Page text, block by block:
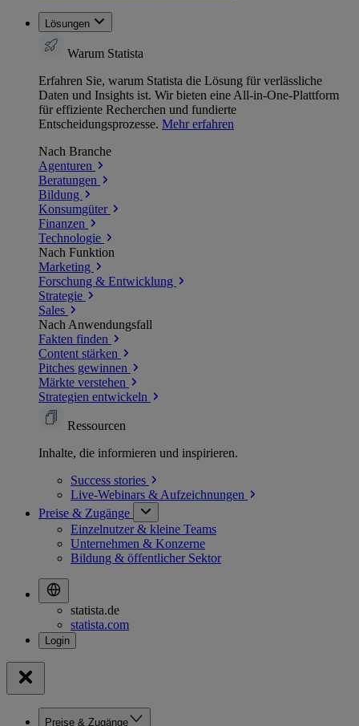
Lösungen
Warum Statista
Erfahren Sie, warum Statista die Lösung für verlässliche
Daten und Insights ist. Wir bieten eine All-in-One-Plattform
für effiziente Recherchen und fundierte
Entscheidungsprozesse. Mehr erfahren
Nach Branche
Agenturen
Beratungen
Bildung
Konsumgüter
Finanzen
Technologie
Nach Funktion
Marketing
Forschung & Entwicklung
Strategie
Sales
Nach Anwendungsfall
Fakten finden
Content stärken
Pitches gewinnen
Märkte verstehen
Strategien entwickeln
Ressourcen
Inhalte, die informieren und inspirieren.
Success stories
Live-Webinars & Aufzeichnungen
Preise & Zugänge
Einzelnutzer & kleine Teams
Unternehmen & Konzerne
Bildung & öffentlicher Sektor
statista.de
statista.com
Preise & Zugänge